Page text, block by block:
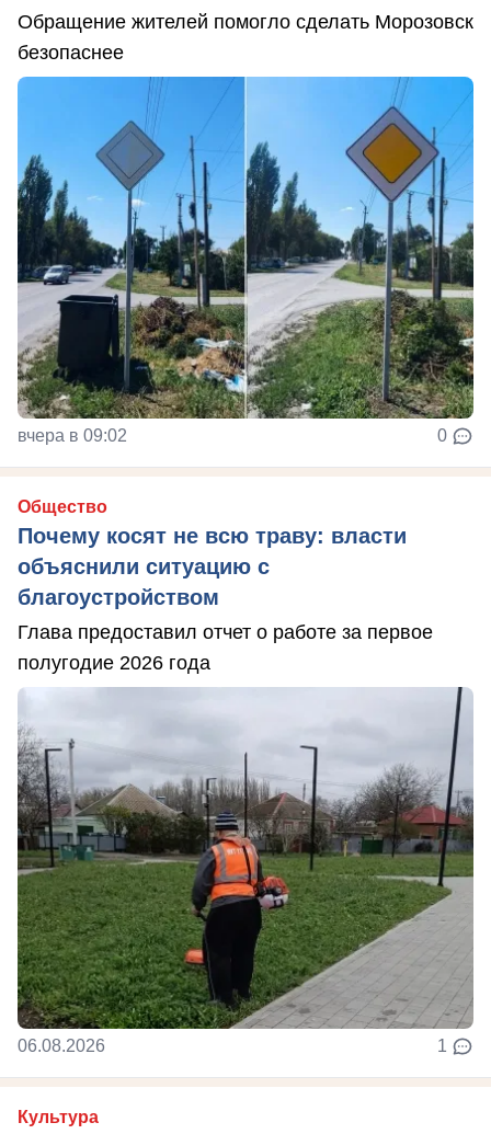
Обращение жителей помогло сделать Морозовск
безопаснее
вчера в 09:02 0
Общество
Почему косят не всю траву: власти
объяснили ситуацию с
благоустройством
Глава предоставил отчет о работе за первое
полугодие 2026 года
06.08.2026 1
Культура